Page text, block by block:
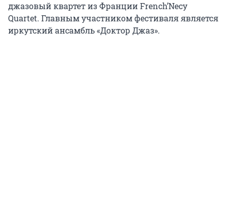
джазовый квартет из Франции French’Necy
Quartet. Главным участником фестиваля является
иркутский ансамбль «Доктор Джаз».